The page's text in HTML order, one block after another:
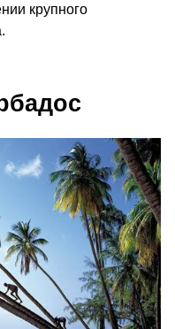
крупного